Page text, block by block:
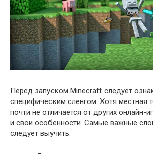
Перед запуском Minecraft следует
специфическим сленгом. Хотя местная
почти не отличается от других онлайн-
и свои особенности. Самые важные
следует выучить: